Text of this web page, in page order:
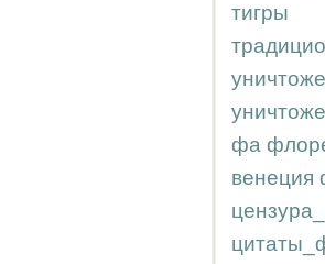
тигры
фа
венеция